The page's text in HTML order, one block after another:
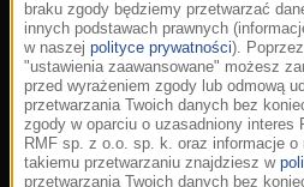
braku zgody będziemy przetwarzać
innych podstawach prawnych
w naszej polityce prywatności).
"ustawienia zaawansowane" możesz
przed wyrażeniem zgody lub odmową
przetwarzania Twoich danych bez
zgody w oparciu o uzasadniony interes
RMF sp. z o.o. sp. k. oraz informacje
takiemu przetwarzaniu znajdziesz w
przetwarzania Twoich danych bez